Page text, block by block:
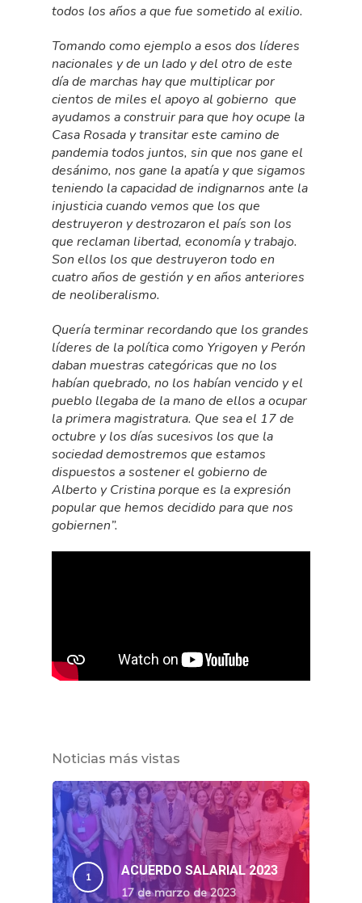
todos los años a que fue sometido al exilio.
Tomando como ejemplo a esos dos líderes
nacionales y de un lado y del otro de este
día de marchas hay que multiplicar por
cientos de miles el apoyo al gobierno que
ayudamos a construir para que hoy ocupe la
Casa Rosada y transitar este camino de
pandemia todos juntos, sin que nos gane el
desánimo, nos gane la apatía y que sigamos
teniendo la capacidad de indignarnos ante la
injusticia cuando vemos que los que
destruyeron y destrozaron el país son los
que reclaman libertad, economía y trabajo.
Son ellos los que destruyeron todo en
cuatro años de gestión y en años anteriores
de neoliberalismo.
Quería terminar recordando que los grandes
líderes de la política como Yrigoyen y Perón
daban muestras categóricas que no los
habían quebrado, no los habían vencido y el
pueblo llegaba de la mano de ellos a ocupar
la primera magistratura. Que sea el 17 de
octubre y los días sucesivos los que la
sociedad demostremos que estamos
dispuestos a sostener el gobierno de
Alberto y Cristina porque es la expresión
popular que hemos decidido para que nos
gobiernen”.
Noticias más vistas
ACUERDO SALARIAL 2023
17 de marzo de 2023